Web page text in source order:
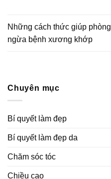
Những cách thức giúp phòng
ngừa bệnh xương khớp
Chuyên mục
Bí quyết làm đẹp
Bí quyết làm đẹp da
Chăm sóc tóc
Chiều cao